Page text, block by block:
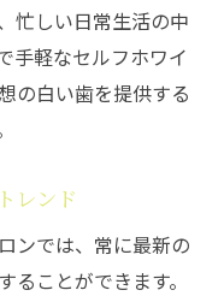
忙しい日常生活の中
手軽なセルフホワイ
の白い歯を提供する
レンド
ンでは、常に最新の
ることができます。